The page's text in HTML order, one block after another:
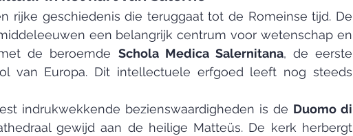
rijke geschiedenis die teruggaat tot de Romeinse tijd. De
een belangrijk centrum voor wetenschap en
de beroemde Schola Medica Salernitana, de eerste
van Europa. Dit intellectuele erfgoed leeft nog steeds
indrukwekkende bezienswaardigheden is de Duomo di
gewijd aan de heilige Matteüs. De kerk herbergt